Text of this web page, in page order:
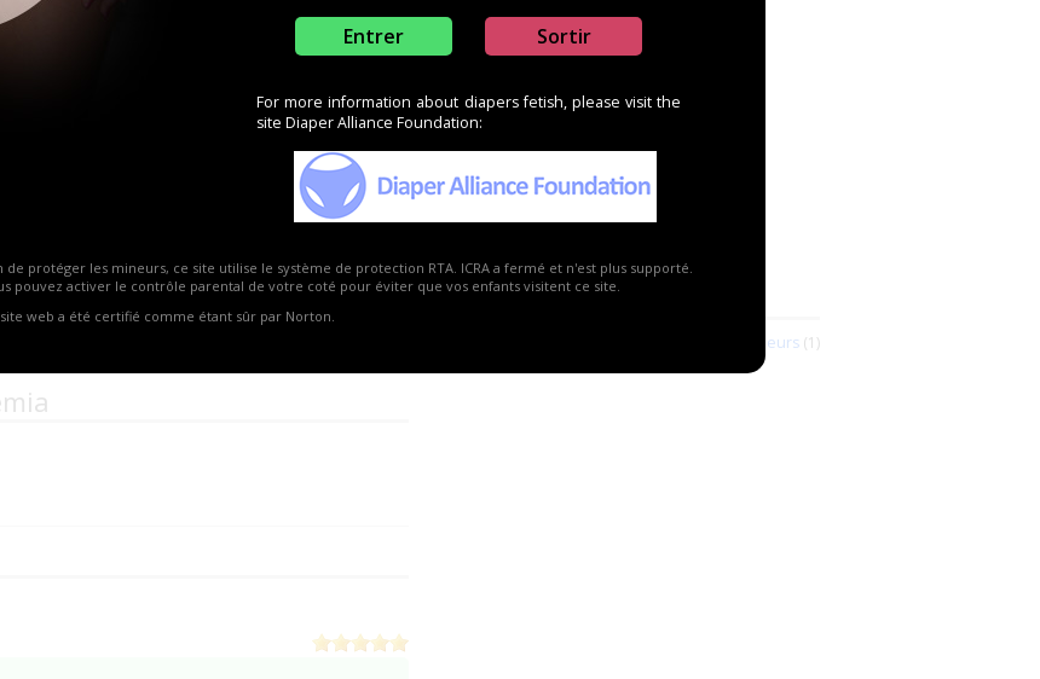
Entrer Sortir
For more information about diapers fetish, please visit the
site Diaper Alliance Foundation:
de protéger les mineurs, ce site utilise le système de protection RTA. ICRA a fermé et n'est plus supporté.
pouvez activer le contrôle parental de votre coté pour éviter que vos enfants visitent ce site.
site web a été certifié comme étant sûr par Norton.
Revendeurs
Voir tous les revendeurs (1)
carton
carton
carton
carton